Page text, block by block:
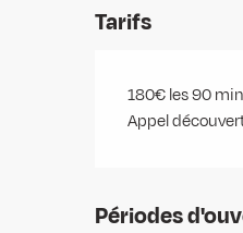
Tarifs
180€ les 90
Appel
Périodes